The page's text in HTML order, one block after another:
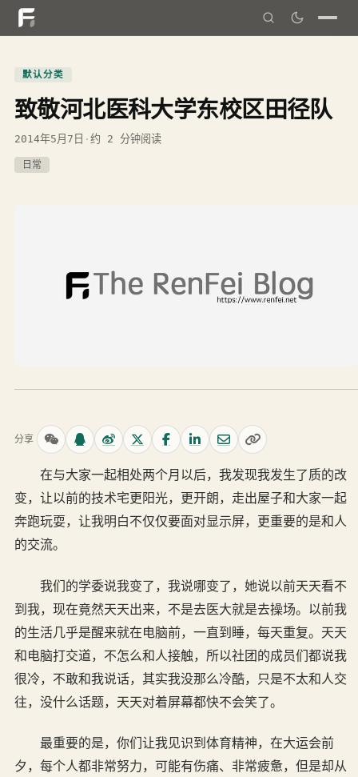
默认分类
致敬河北医科大学东校区田径队
2014年5月7日 · 约 2 分钟阅读
日常
分享
在与大家一起相处两个月以后，我发现我发生了质的改
变，让以前的技术宅更阳光，更开朗，走出屋子和大家一起
奔跑玩耍，让我明白不仅仅要面对显示屏，更重要的是和人
的交流。
我们的学委说我变了，我说哪变了，她说以前天天看不
到我，现在竟然天天出来，不是去医大就是去操场。以前我
的生活几乎是醒来就在电脑前，一直到睡，每天重复。天天
和电脑打交道，不怎么和人接触，所以社团的成员们都说我
很冷，不敢和我说话，其实我没那么冷酷，只是不太和人交
往，没什么话题，天天对着屏幕都快不会笑了。
最重要的是，你们让我见识到体育精神，在大运会前
夕，每个人都非常努力，可能有伤痛、非常疲惫，但是却从